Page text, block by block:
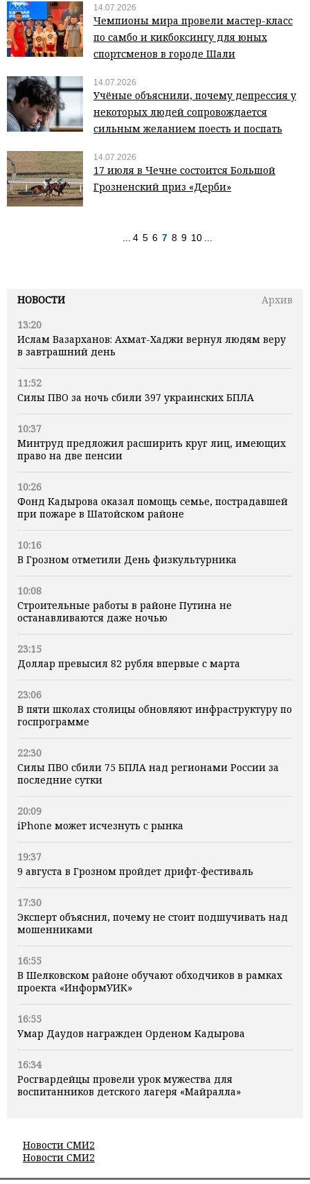
НОВОСТИ
Архив
13:20
Ислам Вазарханов: Ахмат-Хаджи вернул людям веру
в завтрашний день
11:52
Силы ПВО за ночь сбили 397 украинских БПЛА
10:37
Минтруд предложил расширить круг лиц, имеющих
право на две пенсии
10:26
Фонд Кадырова оказал помощь семье, пострадавшей
при пожаре в Шатойском районе
10:16
В Грозном отметили День физкультурника
10:08
Строительные работы в районе Путина не
останавливаются даже ночью
23:15
Доллар превысил 82 рубля впервые с марта
23:06
В пяти школах столицы обновляют инфраструктуру по
госпрограмме
22:30
Силы ПВО сбили 75 БПЛА над регионами России за
последние сутки
20:09
iPhone может исчезнуть с рынка
19:37
9 августа в Грозном пройдет дрифт-фестиваль
17:30
Эксперт объяснил, почему не стоит подшучивать над
мошенниками
16:55
В Шелковском районе обучают обходчиков в рамках
проекта «ИнформУИК»
16:55
Умар Даудов награжден Орденом Кадырова
16:34
Росгвардейцы провели урок мужества для
воспитанников детского лагеря «Майралла»
Новости СМИ2
Новости СМИ2
14.07.2026
Чемпионы мира провели мастер-класс
по самбо и кикбоксингу для юных
спортсменов в городе Шали
14.07.2026
Учёные объяснили, почему депрессия у
некоторых людей сопровождается
сильным желанием поесть и поспать
14.07.2026
17 июля в Чечне состоится Большой
Грозненский приз «Дерби»
... 4 5 6 7 8 9 10 ...